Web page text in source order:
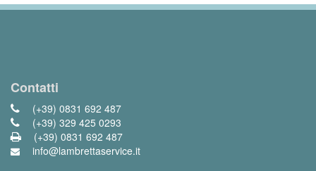
Contatti
(+39) 0831 692 487
(+39) 329 425 0293
(+39) 0831 692 487
info@lambrettaservice.it